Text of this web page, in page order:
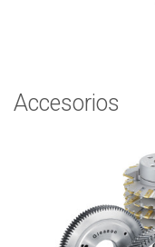
Accesorios